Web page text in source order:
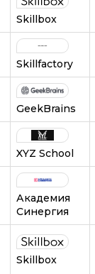
Skillbox
Skillfactory
GeekBrains
XYZ School
Академия
Синергия
Skillbox